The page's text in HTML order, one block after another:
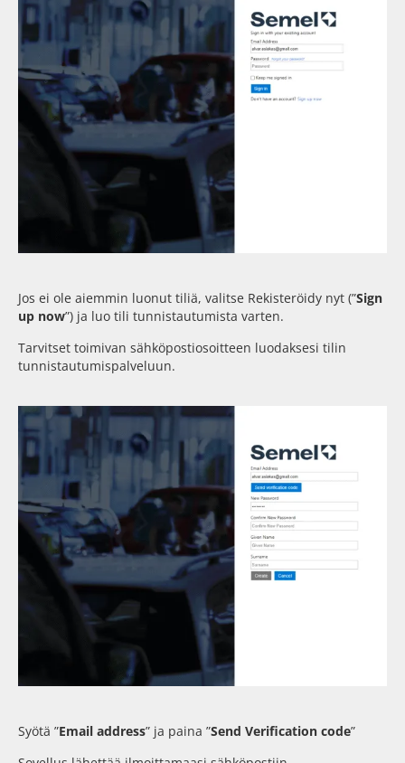
Jos ei ole aiemmin luonut tiliä, valitse Rekisteröidy nyt (”Sign
up now”) ja luo tili tunnistautumista varten.
Tarvitset toimivan sähköpostiosoitteen luodaksesi tilin
tunnistautumispalveluun.
Syötä ”Email address” ja paina ”Send Verification code”